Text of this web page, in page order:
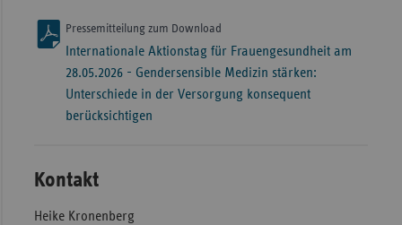
Pressemitteilung zum Download
Internationale Aktionstag für Frauengesundheit am
28.05.2026 - Gendersensible Medizin stärken:
Unterschiede in der Versorgung konsequent
berücksichtigen
Kontakt
Heike Kronenberg